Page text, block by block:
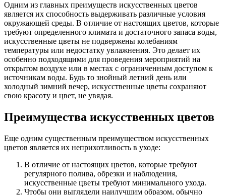
Одним из главных преимуществ искусственных цветов
является их способность выдерживать различные условия
окружающей среды. В отличие от настоящих цветов, которые
требуют определенного климата и достаточного запаса воды,
искусственные цветы не подвержены колебаниям
температуры или недостатку увлажнения. Это делает их
особенно подходящими для проведения мероприятий на
открытом воздухе или в местах с ограниченным доступом к
источникам воды. Будь то знойный летний день или
холодный зимний вечер, искусственные цветы сохраняют
свою красоту и цвет, не увядая.
Преимущества искусственных цветов
Еще одним существенным преимуществом искусственных
цветов является их неприхотливость в уходе:
В отличие от настоящих цветов, которые требуют
регулярного полива, обрезки и наблюдения,
искусственные цветы требуют минимального ухода.
Чтобы они выглядели наилучшим образом, обычно